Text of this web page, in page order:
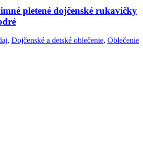
pletené dojčenské rukavičky
, Dojčenské a detské oblečenie, Oblečenie